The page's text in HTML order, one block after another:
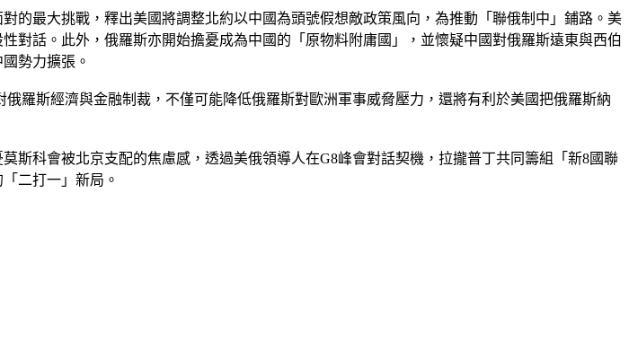
的最大挑戰，釋出美國將調整北約以中國為頭號假想敵政策風向，為推動「聯俄制中」鋪路。美
對話。此外，俄羅斯亦開始擔憂成為中國的「原物料附庸國」，並懷疑中國對俄羅斯遠東與西伯
勢力擴張。
羅斯經濟與金融制裁，不僅可能降低俄羅斯對歐洲軍事威脅壓力，還將有利於美國把俄羅斯納
斯科會被北京支配的焦慮感，透過美俄領導人在G8峰會對話契機，拉攏普丁共同籌組「新8國聯
二打一」新局。